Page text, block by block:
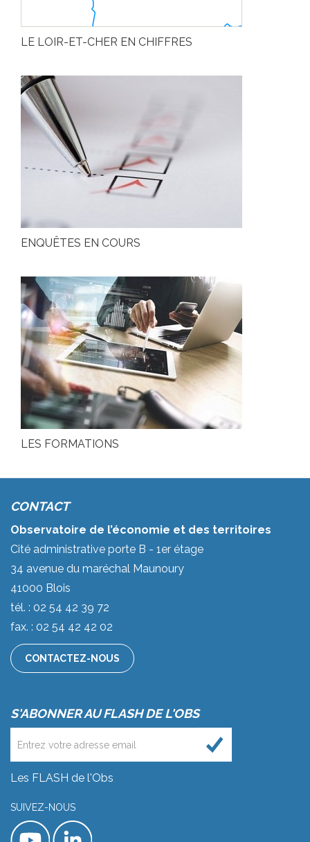
LE LOIR-ET-CHER EN CHIFFRES
ENQUÊTES EN COURS
LES FORMATIONS
CONTACT
Observatoire de l’économie et des territoires
Cité administrative porte B - 1er étage
34 avenue du maréchal Maunoury
41000 Blois
tél. : 02 54 42 39 72
fax. : 02 54 42 42 02
CONTACTEZ-NOUS
S'ABONNER AU FLASH DE L'OBS
Les FLASH de l'Obs
SUIVEZ-NOUS